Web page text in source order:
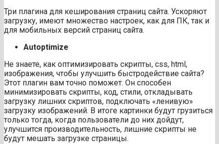
Три плагина для кеширования страниц сайта. Ускоряют
загрузку, имеют множество настроек, как для ПК, так и
для мобильных версий страниц сайта.
Autoptimize
Не знаете, как оптимизировать скрипты, css, html,
изображения, чтобы улучшить быстродействие сайта?
Этот плагин вам точно поможет. Он способен
минимизировать скрипты, код, стили, откладывать
загрузку лишних скриптов, подключать «ленивую»
загрузку изображений. В итоге картинки будут грузиться
только тогда, когда пользователи до них дойдут,
улучшится производительность, лишние скрипты не
будут мешать загрузке страницы.